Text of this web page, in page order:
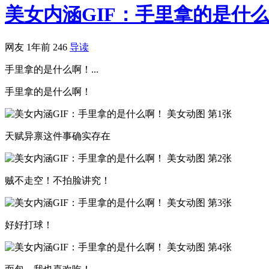
美女内涵GIF：手里拿的是什
网友 1年前 246 导读
手里拿的是什么啊！...
手里拿的是什么啊！
天赋异禀这件事确实存在
贼不走空！不拍脸讲究！
好好打球！